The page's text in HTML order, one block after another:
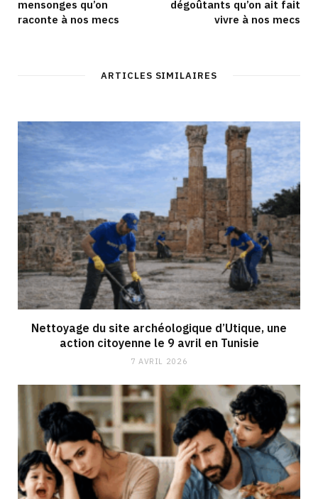
mensonges qu’on
raconte à nos mecs
dégoûtants qu’on ait fait
vivre à nos mecs
ARTICLES SIMILAIRES
Nettoyage du site archéologique d’Utique, une
action citoyenne le 9 avril en Tunisie
7 AVRIL 2026